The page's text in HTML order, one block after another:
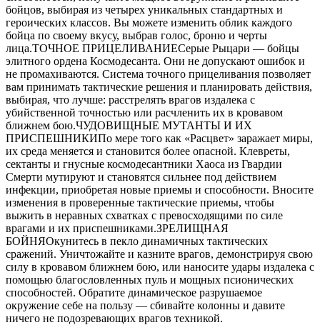
бойцов, выбирая из четырех уникальных стандартных и
героических классов. Вы можете изменить облик каждого
бойца по своему вкусу, выбрав голос, броню и черты
лица.ТОЧНОЕ ПРИЦЕЛИВАНИЕСерые Рыцари — бойцы
элитного ордена Космодесанта. Они не допускают ошибок и
не промахиваются. Система точного прицеливания позволяет
вам принимать тактические решения и планировать действия,
выбирая, что лучше: расстрелять врагов издалека с
убийственной точностью или расчленить их в кровавом
ближнем бою.ЧУДОВИЩНЫЕ МУТАНТЫ И ИХ
ПРИСПЕШНИКИПо мере того как «Расцвет» заражает миры,
их среда меняется и становится более опасной. Клевреты,
сектанты и гнусные космодесантники Хаоса из Гвардии
Смерти мутируют и становятся сильнее под действием
инфекции, приобретая новые приемы и способности. Вносите
изменения в проверенные тактические приемы, чтобы
выжить в неравных схватках с превосходящими по силе
врагами и их приспешниками.ЗРЕЛИЩНАЯ
БОЙНЯОкунитесь в пекло динамичных тактических
сражений. Уничтожайте и казните врагов, демонстрируя свою
силу в кровавом ближнем бою, или наносите удары издалека с
помощью благословленных пуль и мощных псионических
способностей. Обратите динамическое разрушаемое
окружение себе на пользу — сбивайте колонны и давите
ничего не подозревающих врагов техникой.